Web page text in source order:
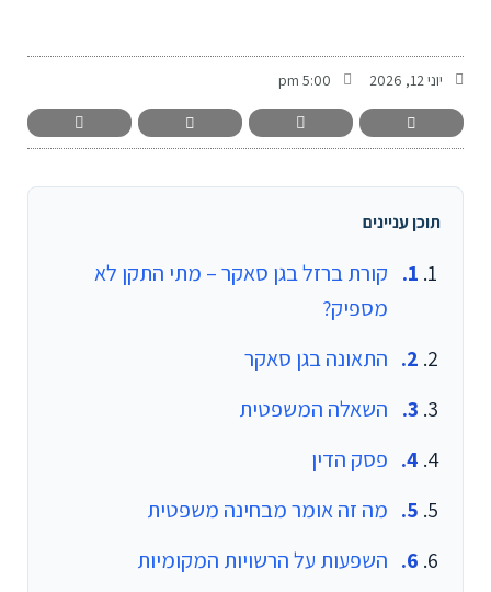
יוני 12, 2026 5:00 pm
תוכן עניינים
קורת ברזל בגן סאקר – מתי התקן לא
מספיק?
התאונה בגן סאקר
השאלה המשפטית
פסק הדין
מה זה אומר מבחינה משפטית
השפעות על הרשויות המקומיות